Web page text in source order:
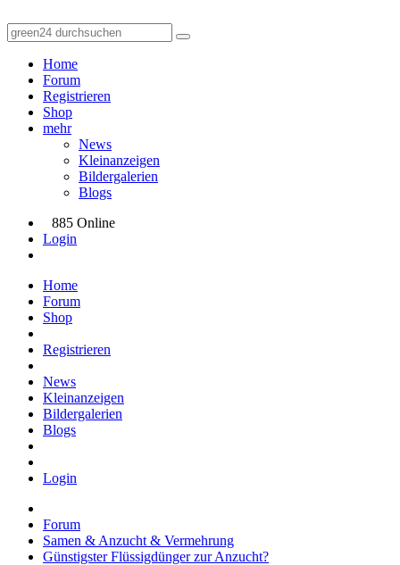
Home
Forum
Registrieren
Shop
mehr
News
Kleinanzeigen
Bildergalerien
Blogs
885 Online
Login
Home
Forum
Shop
Registrieren
News
Kleinanzeigen
Bildergalerien
Blogs
Login
Forum
Samen & Anzucht & Vermehrung
Günstigster Flüssigdünger zur Anzucht?